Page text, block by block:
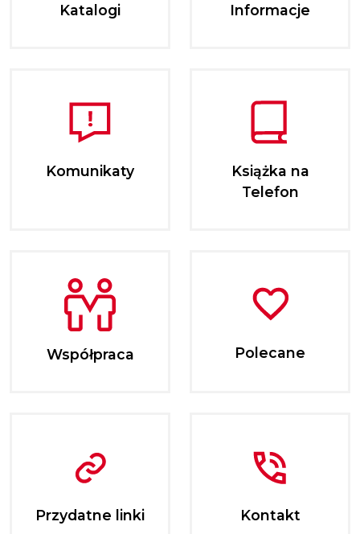
Katalogi Informacje
Komunikaty
Książka na
Telefon
Współpraca Polecane
Przydatne linki Kontakt